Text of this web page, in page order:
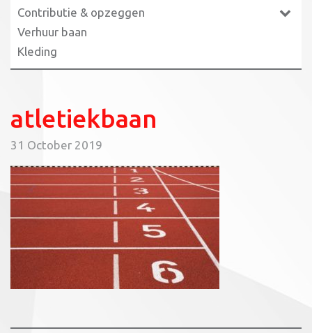
Contributie & opzeggen
Verhuur baan
Kleding
atletiekbaan
31 October 2019